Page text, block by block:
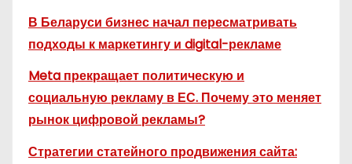
В Беларуси бизнес начал пересматривать
подходы к маркетингу и digital-рекламе
Meta прекращает политическую и
социальную рекламу в ЕС. Почему это меняет
рынок цифровой рекламы?
Стратегии статейного продвижения сайта: